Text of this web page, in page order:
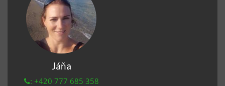
Jáňa
: +420 777 685 358